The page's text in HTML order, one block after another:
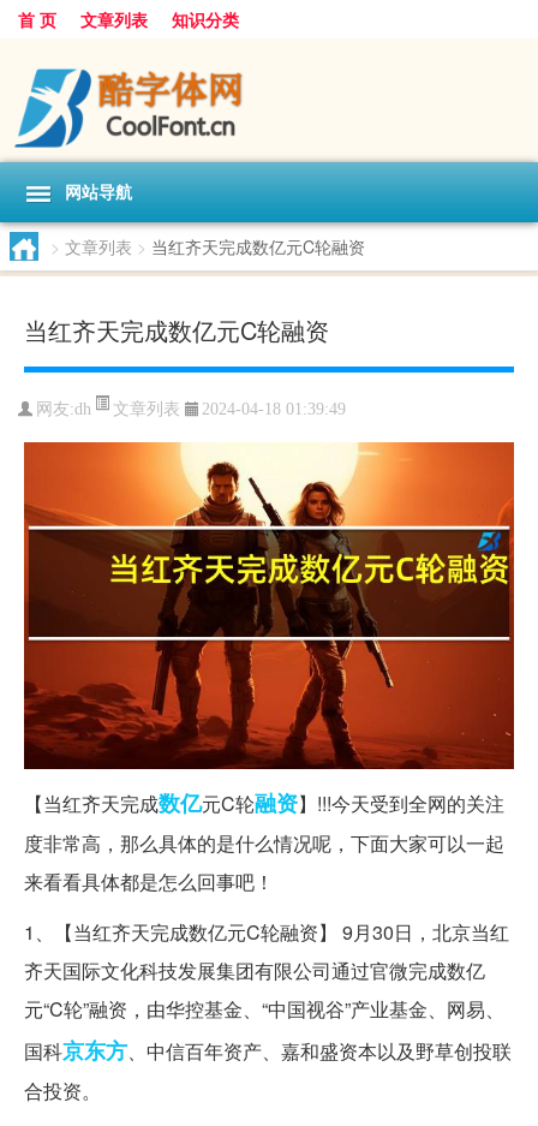
首 页 文章列表 知识分类
网站导航
> 文章列表 > 当红齐天完成数亿元C轮融资
当红齐天完成数亿元C轮融资
网友:dh 文章列表 2024-04-18 01:39:49
【当红齐天完成数亿元C轮融资】!!!今天受到全网的关注
度非常高，那么具体的是什么情况呢，下面大家可以一起
来看看具体都是怎么回事吧！
1、【当红齐天完成数亿元C轮融资】 9月30日，北京当红
齐天国际文化科技发展集团有限公司通过官微完成数亿
元“C轮”融资，由华控基金、“中国视谷”产业基金、网易、
国科京东方、中信百年资产、嘉和盛资本以及野草创投联
合投资。